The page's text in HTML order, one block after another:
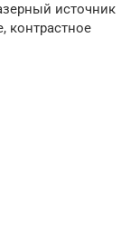
источник
контрастное